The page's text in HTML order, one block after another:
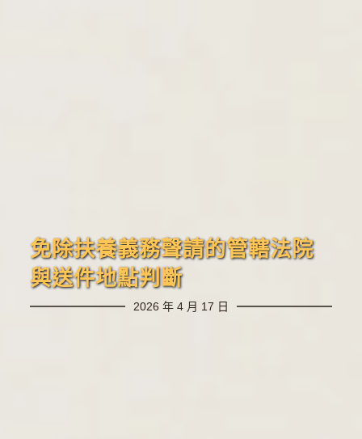
免除扶養義務聲請的管轄法院
與送件地點判斷
2026 年 4 月 17 日